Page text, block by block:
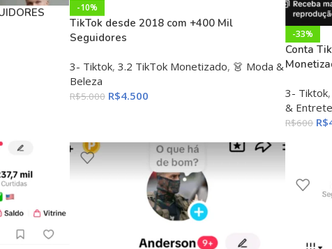
-10%
TikTok desde 2018 com +400 Mil
Seguidores
3- Tiktok, 3.2 TikTok Monetizado, 👗 Moda &
Beleza
R$5.000 R$4.500
-33%
Conta
3- Tiktok,
&
R$600 R$